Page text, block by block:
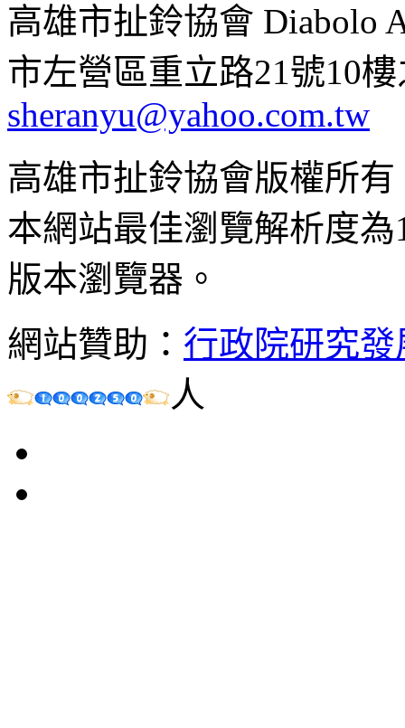
高雄市扯鈴協會 Diabolo
市左營區重立路21號10
sheranyu@yahoo.com.tw
高雄市扯鈴協會版權所
本網站最佳瀏覽解析度
版本瀏覽器。
網站贊助： 行政院研究
人